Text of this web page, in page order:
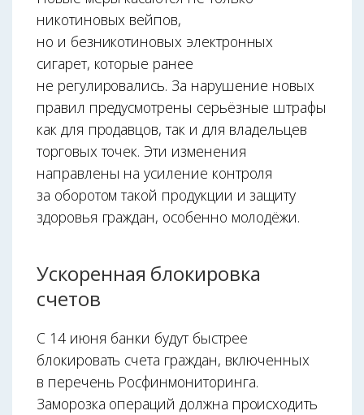
никотиновых вейпов,
но и безникотиновых электронных
сигарет, которые ранее
не регулировались. За нарушение новых
правил предусмотрены серьёзные штрафы
как для продавцов, так и для владельцев
торговых точек. Эти изменения
направлены на усиление контроля
за оборотом такой продукции и защиту
здоровья граждан, особенно молодёжи.
Ускоренная блокировка
счетов
С 14 июня банки будут быстрее
блокировать счета граждан, включенных
в перечень Росфинмониторинга.
Заморозка операций должна происходить